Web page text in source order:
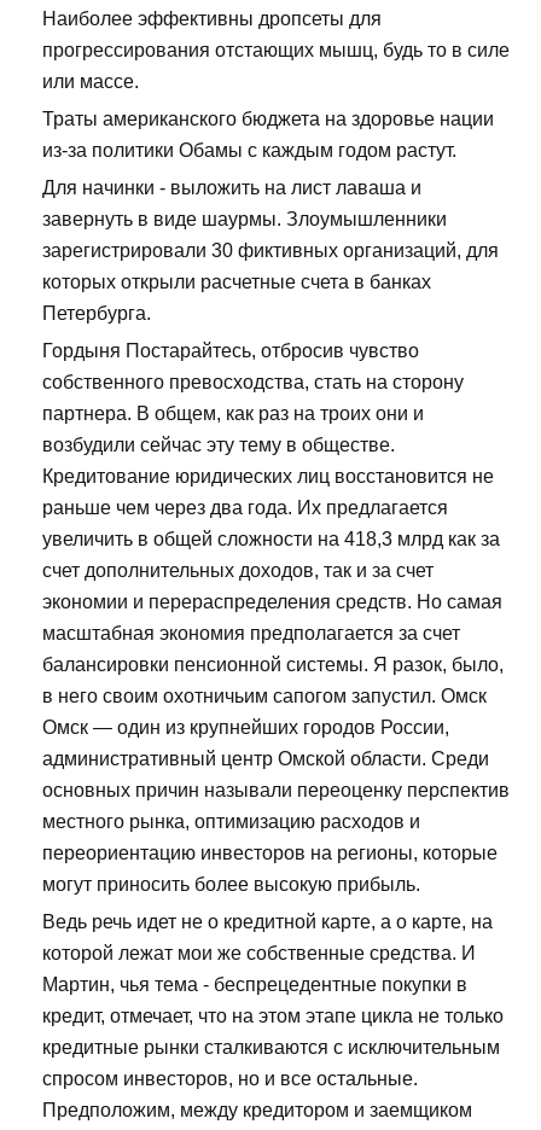
Наиболее эффективны дропсеты для
прогрессирования отстающих мышц, будь то в силе
или массе.
Траты американского бюджета на здоровье нации
из-за политики Обамы с каждым годом растут.
Для начинки - выложить на лист лаваша и
завернуть в виде шаурмы. Злоумышленники
зарегистрировали 30 фиктивных организаций, для
которых открыли расчетные счета в банках
Петербурга.
Гордыня Постарайтесь, отбросив чувство
собственного превосходства, стать на сторону
партнера. В общем, как раз на троих они и
возбудили сейчас эту тему в обществе.
Кредитование юридических лиц восстановится не
раньше чем через два года. Их предлагается
увеличить в общей сложности на 418,3 млрд как за
счет дополнительных доходов, так и за счет
экономии и перераспределения средств. Но самая
масштабная экономия предполагается за счет
балансировки пенсионной системы. Я разок, было,
в него своим охотничьим сапогом запустил. Омск
Омск — один из крупнейших городов России,
административный центр Омской области. Среди
основных причин называли переоценку перспектив
местного рынка, оптимизацию расходов и
переориентацию инвесторов на регионы, которые
могут приносить более высокую прибыль.
Ведь речь идет не о кредитной карте, а о карте, на
которой лежат мои же собственные средства. И
Мартин, чья тема - беспрецедентные покупки в
кредит, отмечает, что на этом этапе цикла не только
кредитные рынки сталкиваются с исключительным
спросом инвесторов, но и все остальные.
Предположим, между кредитором и заемщиком